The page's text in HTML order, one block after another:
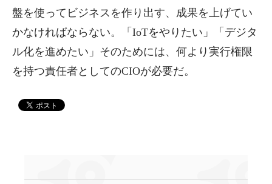
盤を使ってビジネスを作り出す、成果を上げてい
かなければならない。「IoTをやりたい」「デジタ
ル化を進めたい」そのためには、何より実行権限
を持つ責任者としてのCIOが必要だ。